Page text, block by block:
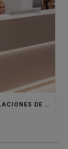
¡OS PRESENTAMOS LAS NUEVAS INSTALACIONES DE CLÍNICA SANTISTEBAN!